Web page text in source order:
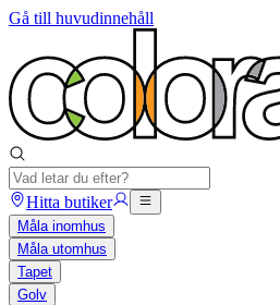
Gå till huvudinnehåll
Hitta butiker
Måla inomhus
Måla utomhus
Tapet
Golv